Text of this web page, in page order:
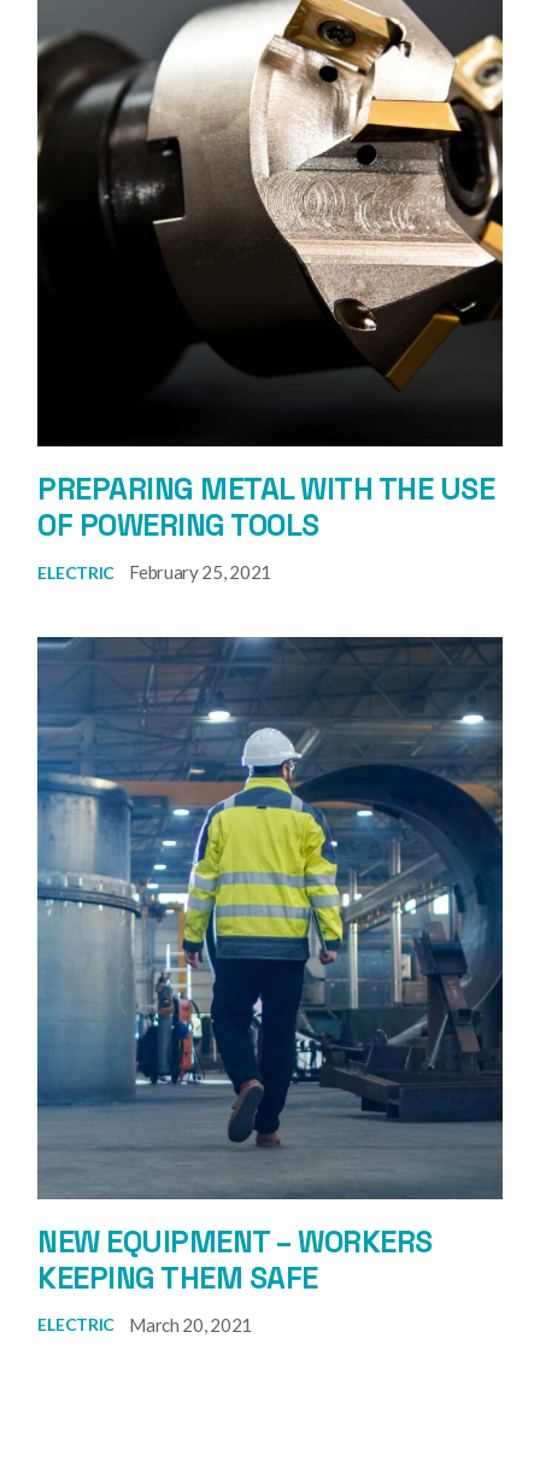
PREPARING METAL WITH THE USE
OF POWERING TOOLS
ELECTRIC February 25, 2021
NEW EQUIPMENT – WORKERS
KEEPING THEM SAFE
ELECTRIC March 20, 2021